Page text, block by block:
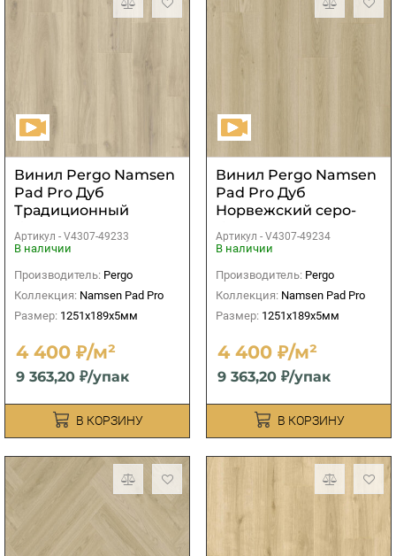
Винил Pergo Namsen
Pad Pro Дуб
Традиционный
Артикул - V4307-49233
В наличии
Производитель: Pergo
Коллекция: Namsen Pad Pro
Размер: 1251x189x5мм
4 400 ₽/м²
9 363,20 ₽/упак
В КОРЗИНУ
Винил Pergo Namsen
Pad Pro Дуб
Норвежский серо-
Артикул - V4307-49234
В наличии
Производитель: Pergo
Коллекция: Namsen Pad Pro
Размер: 1251x189x5мм
4 400 ₽/м²
9 363,20 ₽/упак
В КОРЗИНУ